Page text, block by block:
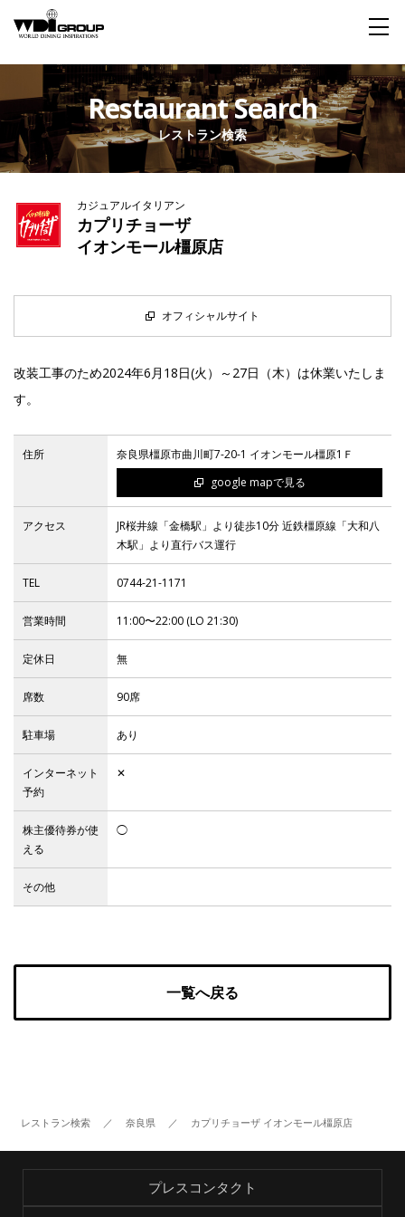
Home
About WDI
WDI STANDARD
私たちが大切にするもの
Company
企業概要
Social Responsibility
Restaurant
IR
IR情報トップ 投資家の皆様へ 事業概要 コーポレート・ガバナンス
財務・業績情報 IRライブラリー 株式情報 電子公告 IRカレンダー
よくあるご質問 IRお問い合わせ 免責事項
Restaurant Search
レストラン検索
カジュアルイタリアン
カプリチョーザ
イオンモール橿原店
オフィシャルサイト
改装工事のため2024年6月18日(火）～27日（木）は休業いたしま
す。
住所
奈良県橿原市曲川町7-20-1 イオンモール橿原1Ｆ
google mapで見る
アクセス
JR桜井線「金橋駅」より徒歩10分 近鉄橿原線「大和八
木駅」より直行バス運行
TEL 0744-21-1171
営業時間 11:00〜22:00 (LO 21:30)
定休日 無
席数 90席
駐車場 あり
インターネット
予約
✕
株主優待券が使
える
◯
その他
一覧へ戻る
レストラン検索 ／ 奈良県 ／ カプリチョーザ イオンモール橿原店
プレスコンタクト